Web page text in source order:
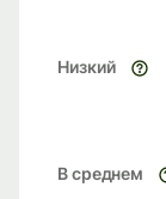
Низкий
В среднем